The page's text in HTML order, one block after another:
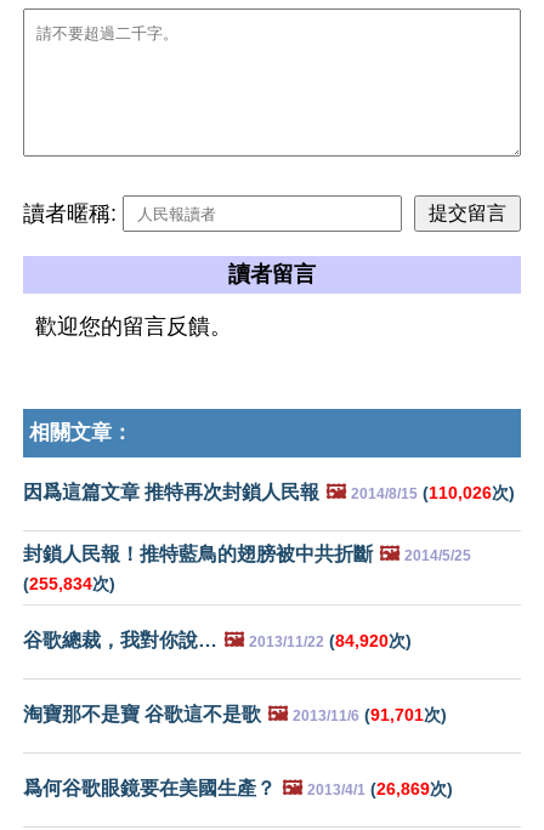
讀者暱稱:
讀者留言
歡迎您的留言反饋。
相關文章：
因爲這篇文章 推特再次封鎖人民報 🖼️ 2014/8/15 (110,026次)
封鎖人民報！推特藍鳥的翅膀被中共折斷 🖼️ 2014/5/25
(255,834次)
谷歌總裁，我對你說… 🖼️ 2013/11/22 (84,920次)
淘寶那不是寶 谷歌這不是歌 🖼️ 2013/11/6 (91,701次)
爲何谷歌眼鏡要在美國生產？ 🖼️ 2013/4/1 (26,869次)